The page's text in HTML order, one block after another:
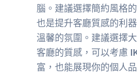
腦。建議選擇簡約風格
也是提升客廳質感的利
溫馨的氛圍。建議選擇
客廳的質感，可以考慮
富，也能展現你的個人